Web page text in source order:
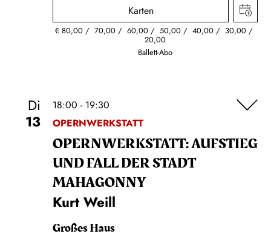
Karten
€80,00 70,00 60,00 50,00 40,00 30,00
20,00
Ballett-Abo
Di
13
18:00 - 19:30
OPERNWERKSTATT
OPERN­WERKSTATT: AUFSTIEG
UND FALL DER STADT
MAHAGONNY
Kurt Weill
Großes Haus